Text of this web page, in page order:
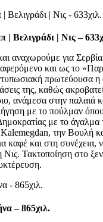
Βελιγράδι | Νις - 633χιλ.
| Βελιγράδι | Νις –
αναχωρούμε για
και ως το
πρωτεύουσα η
της, καθώς
ανάμεσα στην παλαιά
με το πούλμαν
με το άγαλμα
την Βουλή
καφέ και στη συνέχεια,
Τακτοποίηση στο
- 865χιλ.
– 865χιλ.